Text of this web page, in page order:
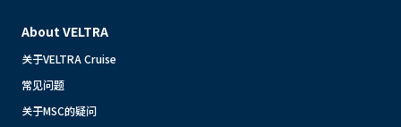
About VELTRA
关于VELTRA Cruise
常见问题
关于MSC的疑问